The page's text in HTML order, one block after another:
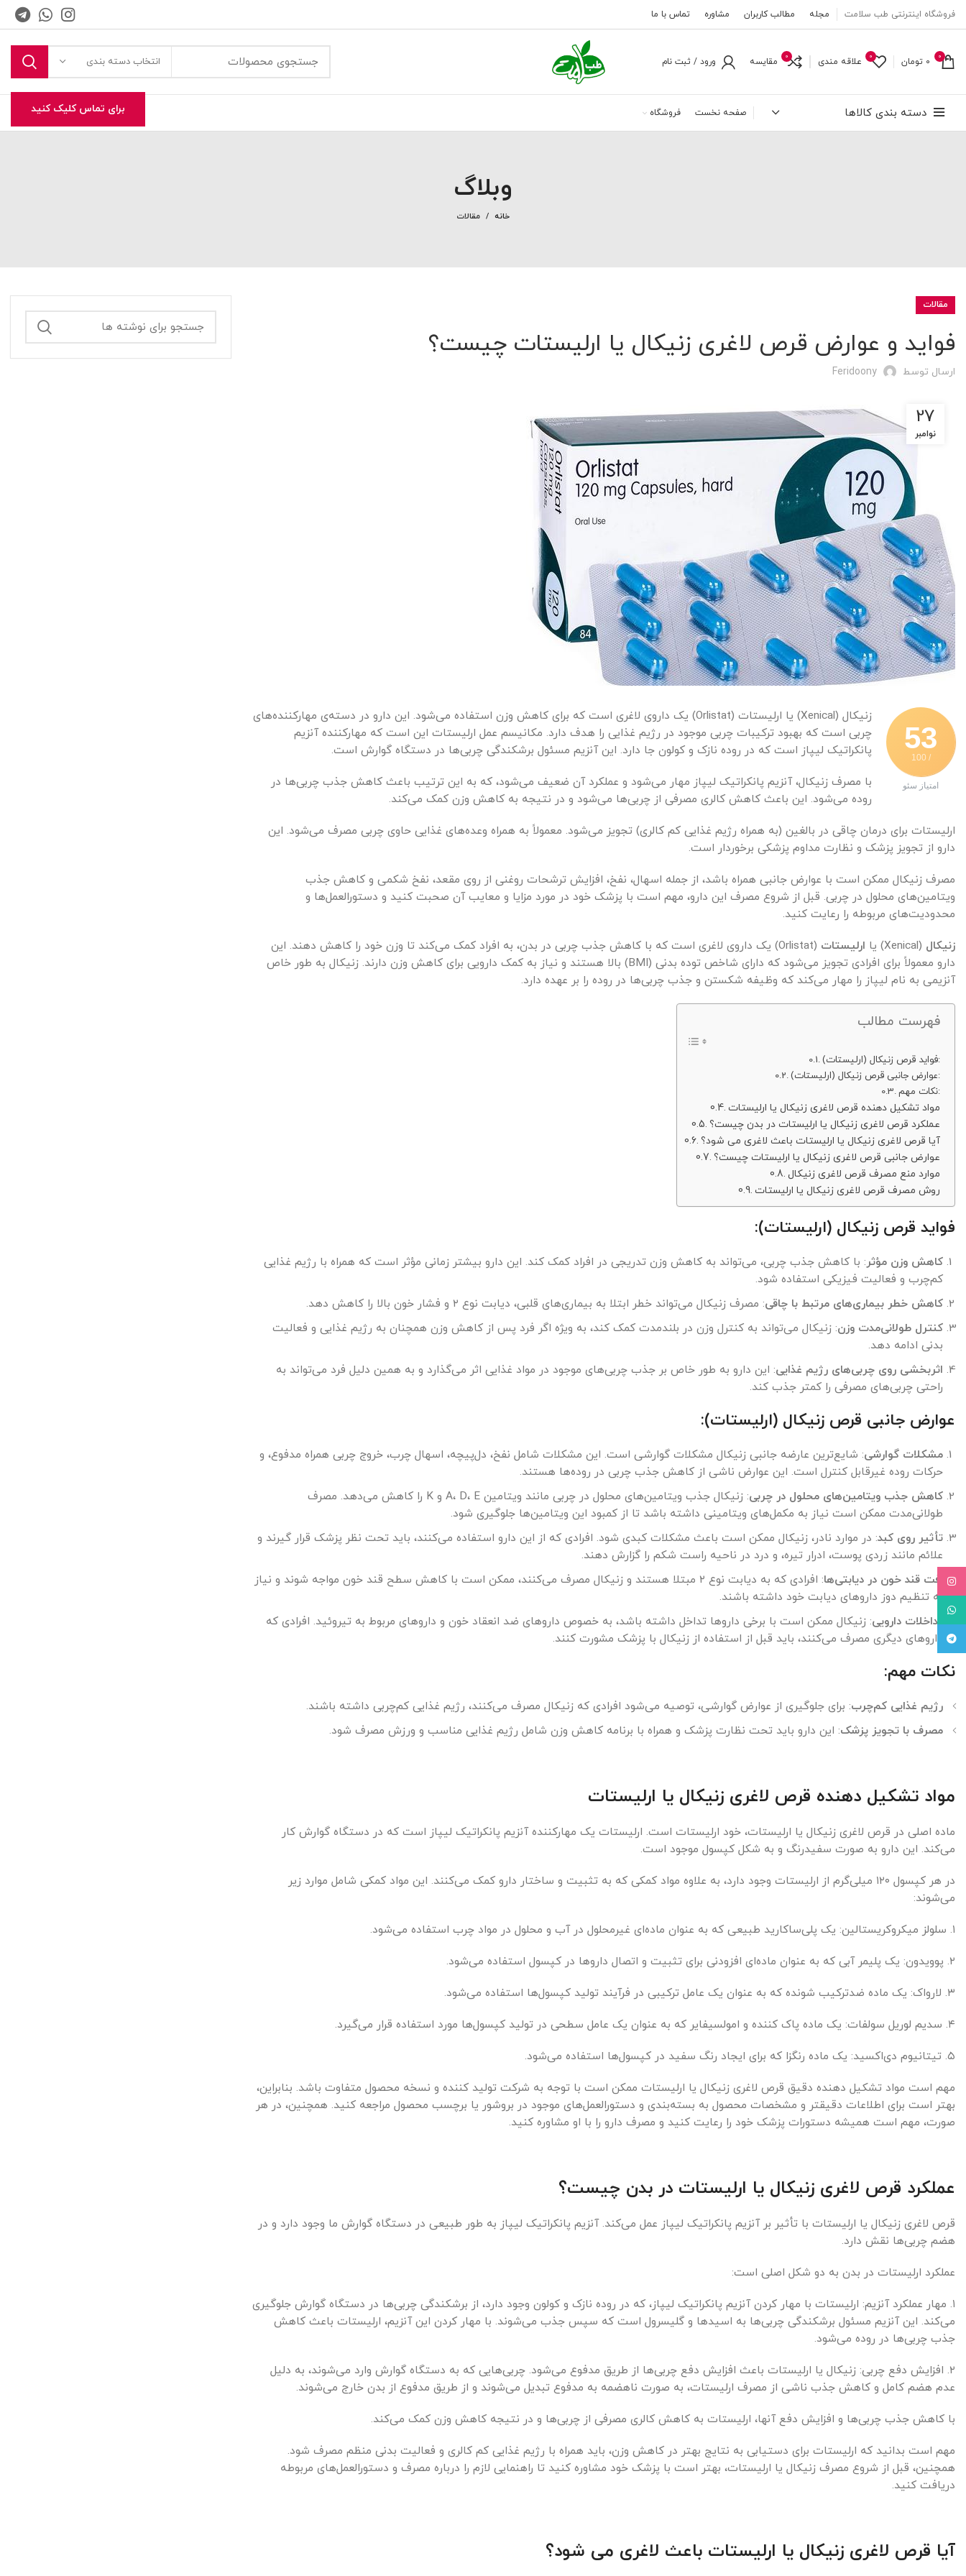
فروشگاه اینترنتی طب سلامت مجله مطالب کاربران مشاوره تماس با ما
0
0 تومان 0 علاقه مندی 0 مقایسه ورود / ثبت نام انتخاب دسته بندی
دسته بندی کالاها صفحه نخست فروشگاه برای تماس کلیک کنید
وبلاگ
خانه مقالات
مقالات
فواید و عوارض قرص لاغری زنیکال یا ارلیستات چیست؟
ارسال توسط Feridoony
27
نوامبر
53
/ 100
امتیاز سئو
زنیکال (Xenical) یا ارلیستات (Orlistat) یک داروی لاغری است که برای کاهش وزن استفاده می‌شود. این دارو در دسته‌ی مهارکننده‌های
چربی است که بهبود ترکیبات چربی موجود در رژیم غذایی را هدف دارد. مکانیسم عمل ارلیستات این است که مهارکننده آنزیم
پانکراتیک لیپاز است که در روده نازک و کولون جا دارد. این آنزیم مسئول برشکندگی چربی‌ها در دستگاه گوارش است.
با مصرف زنیکال، آنزیم پانکراتیک لیپاز مهار می‌شود و عملکرد آن ضعیف می‌شود، که به این ترتیب باعث کاهش جذب چربی‌ها در
روده می‌شود. این باعث کاهش کالری مصرفی از چربی‌ها می‌شود و در نتیجه به کاهش وزن کمک می‌کند.
ارلیستات برای درمان چاقی در بالغین (به همراه رژیم غذایی کم کالری) تجویز می‌شود. معمولاً به همراه وعده‌های غذایی حاوی چربی مصرف می‌شود. این
دارو از تجویز پزشک و نظارت مداوم پزشکی برخوردار است.
مصرف زنیکال ممکن است با عوارض جانبی همراه باشد، از جمله اسهال، نفخ، افزایش ترشحات روغنی از روی مقعد، نفخ شکمی و کاهش جذب
ویتامین‌های محلول در چربی. قبل از شروع مصرف این دارو، مهم است با پزشک خود در مورد مزایا و معایب آن صحبت کنید و دستورالعمل‌ها و
محدودیت‌های مربوطه را رعایت کنید.
زنیکال (Xenical) یا ارلیستات
(Orlistat) یک داروی لاغری است که با کاهش جذب چربی در بدن، به افراد کمک می‌کند تا وزن خود را کاهش دهند. این
دارو معمولاً برای افرادی تجویز می‌شود که دارای شاخص توده بدنی (BMI) بالا هستند و نیاز به کمک دارویی برای کاهش وزن دارند. زنیکال به طور خاص
آنزیمی به نام لیپاز را مهار می‌کند که وظیفه شکستن و جذب چربی‌ها در روده را بر عهده دارد.
فهرست مطالب
فواید قرص زنیکال (ارلیستات):
عوارض جانبی قرص زنیکال (ارلیستات):
نکات مهم:
مواد تشکیل دهنده قرص لاغری زنیکال یا ارلیستات
عملکرد قرص لاغری زنیکال یا ارلیستات در بدن چیست؟
آیا قرص لاغری زنیکال یا ارلیستات باعث لاغری می شود؟
عوارض جانبی قرص لاغری زنیکال یا ارلیستات چیست؟
موارد منع مصرف قرص لاغری زنیکال
روش مصرف قرص لاغری زنیکال یا ارلیستات
فواید قرص زنیکال (ارلیستات):
کاهش وزن مؤثر: با کاهش جذب چربی، می‌تواند به کاهش وزن تدریجی در افراد کمک کند. این دارو بیشتر زمانی مؤثر است که همراه با رژیم غذایی
کم‌چرب و فعالیت فیزیکی استفاده شود.
کاهش خطر بیماری‌های مرتبط با چاقی: مصرف زنیکال می‌تواند خطر ابتلا به بیماری‌های قلبی، دیابت نوع ۲ و فشار خون بالا را کاهش دهد.
کنترل طولانی‌مدت وزن: زنیکال می‌تواند به کنترل وزن در بلندمدت کمک کند، به ویژه اگر فرد پس از کاهش وزن همچنان به رژیم غذایی و فعالیت
بدنی ادامه دهد.
اثربخشی روی چربی‌های رژیم غذایی: این دارو به طور خاص بر جذب چربی‌های موجود در مواد غذایی اثر می‌گذارد و به همین دلیل فرد می‌تواند به
راحتی چربی‌های مصرفی را کمتر جذب کند.
عوارض جانبی قرص زنیکال (ارلیستات):
مشکلات گوارشی: شایع‌ترین عارضه جانبی زنیکال مشکلات گوارشی است. این مشکلات شامل نفخ، دل‌پیچه، اسهال چرب، خروج چربی همراه مدفوع، و
حرکات روده غیرقابل کنترل است. این عوارض ناشی از کاهش جذب چربی در روده‌ها هستند.
کاهش جذب ویتامین‌های محلول در چربی
: زنیکال جذب ویتامین‌های محلول در چربی مانند ویتامین A، D، E و K را کاهش می‌دهد. مصرف
طولانی‌مدت ممکن است نیاز به مکمل‌های ویتامینی داشته باشد تا از کمبود این ویتامین‌ها جلوگیری شود.
تأثیر روی کبد: در موارد نادر، زنیکال ممکن است باعث مشکلات کبدی شود. افرادی که از این دارو استفاده می‌کنند، باید تحت نظر پزشک قرار گیرند و
علائم مانند زردی پوست، ادرار تیره، و درد در ناحیه راست شکم را گزارش دهند.
افت قند خون در دیابتی‌ها
: افرادی که به دیابت نوع ۲ مبتلا هستند و زنیکال مصرف می‌کنند، ممکن است با کاهش سطح قند خون مواجه شوند و نیاز
به تنظیم دوز داروهای دیابت خود داشته باشند.
تداخلات دارویی: زنیکال ممکن است با برخی داروها تداخل داشته باشد، به خصوص داروهای ضد انعقاد خون و داروهای مربوط به تیروئید. افرادی که
داروهای دیگری مصرف می‌کنند، باید قبل از استفاده از زنیکال با پزشک مشورت کنند.
نکات مهم:
رژیم غذایی کم‌چرب: برای جلوگیری از عوارض گوارشی، توصیه می‌شود افرادی که زنیکال مصرف می‌کنند، رژیم غذایی کم‌چربی داشته باشند.
مصرف با تجویز پزشک: این دارو باید تحت نظارت پزشک و همراه با برنامه کاهش وزن شامل رژیم غذایی مناسب و ورزش مصرف شود.
مواد تشکیل دهنده قرص لاغری زنیکال یا ارلیستات
ماده اصلی در قرص لاغری زنیکال یا ارلیستات، خود ارلیستات است. ارلیستات یک مهارکننده آنزیم پانکراتیک لیپاز است که در دستگاه گوارش کار
می‌کند. این دارو به صورت سفیدرنگ و به شکل کپسول موجود است.
در هر کپسول ۱۲۰ میلی‌گرم از ارلیستات وجود دارد، به علاوه مواد کمکی که به تثبیت و ساختار دارو کمک می‌کنند. این مواد کمکی شامل موارد زیر
می‌شوند:
۱. سلولز میکروکریستالین: یک پلی‌ساکارید طبیعی که به عنوان ماده‌ای غیرمحلول در آب و محلول در مواد چرب استفاده می‌شود.
۲. پوویدون: یک پلیمر آبی که به عنوان ماده‌ای افزودنی برای تثبیت و اتصال داروها در کپسول استفاده می‌شود.
۳. لارواک: یک ماده ضدترکیب شونده که به عنوان یک عامل ترکیبی در فرآیند تولید کپسول‌ها استفاده می‌شود.
۴. سدیم لوریل سولفات: یک ماده پاک کننده و امولسیفایر که به عنوان یک عامل سطحی در تولید کپسول‌ها مورد استفاده قرار می‌گیرد.
۵. تیتانیوم دی‌اکسید: یک ماده رنگزا که برای ایجاد رنگ سفید در کپسول‌ها استفاده می‌شود.
مهم است مواد تشکیل دهنده دقیق قرص لاغری زنیکال یا ارلیستات ممکن است با توجه به شرکت تولید کننده و نسخه محصول متفاوت باشد. بنابراین،
بهتر است برای اطلاعات دقیقتر و مشخصات محصول به بسته‌بندی و دستورالعمل‌های موجود در بروشور یا برچسب محصول مراجعه کنید. همچنین، در هر
صورت، مهم است همیشه دستورات پزشک خود را رعایت کنید و مصرف دارو را با او مشاوره کنید.
عملکرد قرص لاغری زنیکال یا ارلیستات در بدن چیست؟
قرص لاغری زنیکال یا ارلیستات با تأثیر بر آنزیم پانکراتیک لیپاز عمل می‌کند. آنزیم پانکراتیک لیپاز به طور طبیعی در دستگاه گوارش ما وجود دارد و در
هضم چربی‌ها نقش دارد.
عملکرد ارلیستات در بدن به دو شکل اصلی است:
۱. مهار عملکرد آنزیم: ارلیستات با مهار کردن آنزیم پانکراتیک لیپاز، که در روده نازک و کولون وجود دارد، از برشکندگی چربی‌ها در دستگاه گوارش جلوگیری
می‌کند. این آنزیم مسئول برشکندگی چربی‌ها به اسیدها و گلیسرول است که سپس جذب می‌شوند. با مهار کردن این آنزیم، ارلیستات باعث کاهش
جذب چربی‌ها در روده می‌شود.
۲. افزایش دفع چربی: زنیکال یا ارلیستات باعث افزایش دفع چربی‌ها از طریق مدفوع می‌شود. چربی‌هایی که به دستگاه گوارش وارد می‌شوند، به دلیل
عدم هضم کامل و کاهش جذب ناشی از مصرف ارلیستات، به صورت ناهضمه به مدفوع تبدیل می‌شوند و از طریق مدفوع از بدن خارج می‌شوند.
با کاهش جذب چربی‌ها و افزایش دفع آنها، ارلیستات به کاهش کالری مصرفی از چربی‌ها و در نتیجه کاهش وزن کمک می‌کند.
مهم است بدانید که ارلیستات برای دستیابی به نتایج بهتر در کاهش وزن، باید همراه با رژیم غذایی کم کالری و فعالیت بدنی منظم مصرف شود.
همچنین، قبل از شروع مصرف زنیکال یا ارلیستات، بهتر است با پزشک خود مشاوره کنید تا راهنمایی لازم را درباره مصرف و دستورالعمل‌های مربوطه
دریافت کنید.
آیا قرص لاغری زنیکال یا ارلیستات باعث لاغری می شود؟
Instagram
Telegram